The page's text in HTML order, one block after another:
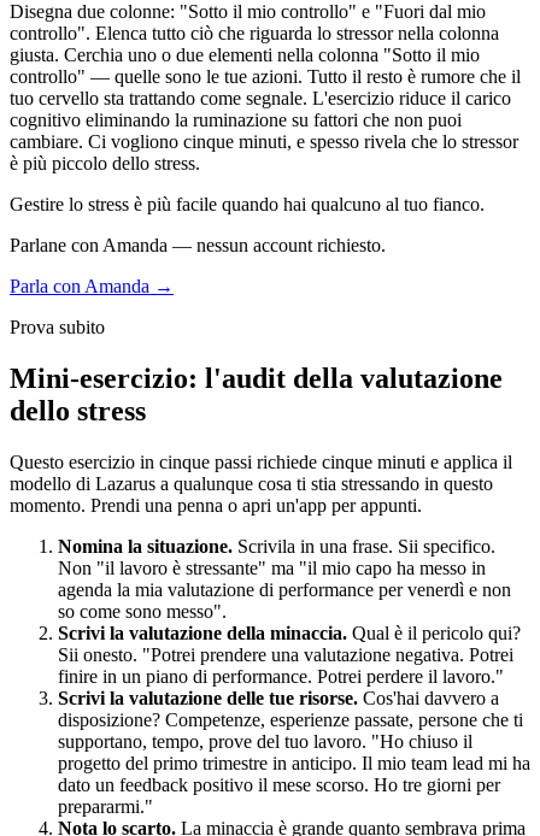
Disegna due colonne: "Sotto il mio controllo" e "Fuori dal mio
controllo". Elenca tutto ciò che riguarda lo stressor nella colonna
giusta. Cerchia uno o due elementi nella colonna "Sotto il mio
controllo" — quelle sono le tue azioni. Tutto il resto è rumore che il
tuo cervello sta trattando come segnale. L'esercizio riduce il carico
cognitivo eliminando la ruminazione su fattori che non puoi
cambiare. Ci vogliono cinque minuti, e spesso rivela che lo stressor
è più piccolo dello stress.
Gestire lo stress è più facile quando hai qualcuno al tuo fianco.
Parlane con Amanda — nessun account richiesto.
Parla con Amanda →
Prova subito
Mini-esercizio: l'audit della valutazione
dello stress
Questo esercizio in cinque passi richiede cinque minuti e applica il
modello di Lazarus a qualunque cosa ti stia stressando in questo
momento. Prendi una penna o apri un'app per appunti.
Nomina la situazione. Scrivila in una frase. Sii specifico.
Non "il lavoro è stressante" ma "il mio capo ha messo in
agenda la mia valutazione di performance per venerdì e non
so come sono messo".
Scrivi la valutazione della minaccia. Qual è il pericolo qui?
Sii onesto. "Potrei prendere una valutazione negativa. Potrei
finire in un piano di performance. Potrei perdere il lavoro."
Scrivi la valutazione delle tue risorse. Cos'hai davvero a
disposizione? Competenze, esperienze passate, persone che ti
supportano, tempo, prove del tuo lavoro. "Ho chiuso il
progetto del primo trimestre in anticipo. Il mio team lead mi ha
dato un feedback positivo il mese scorso. Ho tre giorni per
prepararmi."
Nota lo scarto. La minaccia è grande quanto sembrava prima